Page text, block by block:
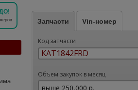
Запчасти Vin-номер
Код запчасти
Объем закупок в месяц